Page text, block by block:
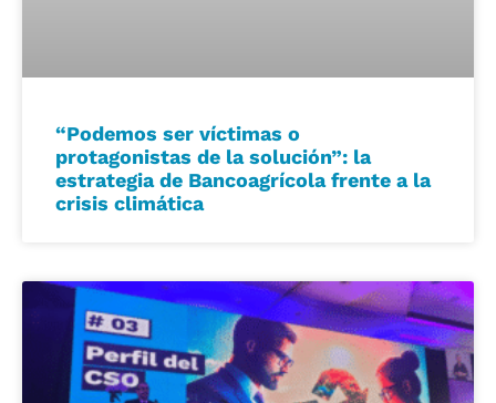
“Podemos ser víctimas o
protagonistas de la solución”: la
estrategia de Bancoagrícola frente a la
crisis climática